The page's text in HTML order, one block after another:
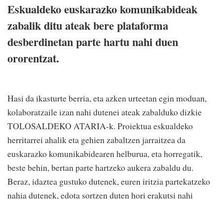
Eskualdeko euskarazko komunikabideak
zabalik ditu ateak bere plataforma
desberdinetan parte hartu nahi duen
ororentzat.
Hasi da ikasturte berria, eta azken urteetan egin moduan,
kolaboratzaile izan nahi dutenei ateak zabalduko dizkie
TOLOSALDEKO ATARIA-k. Proiektua eskualdeko
herritarrei ahalik eta gehien zabaltzen jarraitzea da
euskarazko komunikabidearen helburua, eta horregatik,
beste behin, bertan parte hartzeko aukera zabaldu du.
Beraz, idaztea gustuko dutenek, euren iritzia partekatzeko
nahia dutenek, edota sortzen duten hori erakutsi nahi